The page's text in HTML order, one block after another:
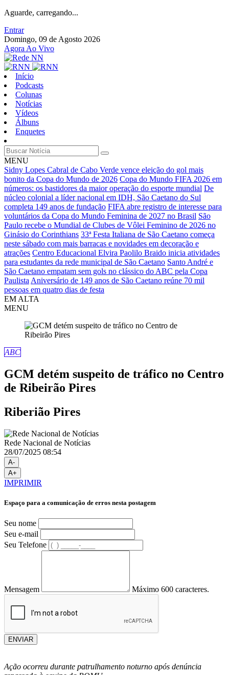
Aguarde, carregando...
Entrar
Domingo, 09 de Agosto 2026
Agora Ao Vivo
Início
Podcasts
Colunas
Notícias
Vídeos
Álbuns
Enquetes
MENU
Sidny Lopes Cabral de Cabo Verde vence eleição do gol mais
bonito da Copa do Mundo de 2026 Copa do Mundo FIFA 2026 em
números: os bastidores da maior operação do esporte mundial De
núcleo colonial a líder nacional em IDH, São Caetano do Sul
completa 149 anos de fundação FIFA abre registro de interesse para
voluntários da Copa do Mundo Feminina de 2027 no Brasil São
Paulo recebe o Mundial de Clubes de Vôlei Feminino de 2026 no
Ginásio do Corinthians 33ª Festa Italiana de São Caetano começa
neste sábado com mais barracas e novidades em decoração e
atrações Centro Educacional Elvira Paolilo Braido inicia atividades
para estudantes da rede municipal de São Caetano Santo André e
São Caetano empatam sem gols no clássico do ABC pela Copa
Paulista Aniversário de 149 anos de São Caetano reúne 70 mil
pessoas em quatro dias de festa
EM ALTA
MENU
ABC
GCM detém suspeito de tráfico no Centro
de Ribeirão Pires
Riberião Pires
Rede Nacional de Notícias
28/07/2025 08:54
A-
A+
IMPRIMIR
Espaço para a comunicação de erros nesta postagem
Seu nome
Seu e-mail
Seu Telefone
Mensagem Máximo 600 caracteres.
ENVIAR
Ação ocorreu durante patrulhamento noturno após denúncia